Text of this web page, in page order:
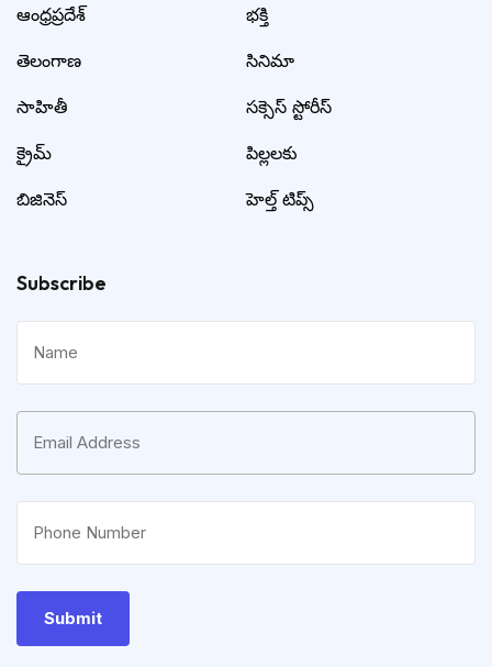
ఆంధ్రప్రదేశ్
తెలంగాణ
సాహితీ
క్రైమ్
బిజినెస్
భక్తి
సినిమా
సక్సెస్ స్టోరీస్
పిల్లలకు
హెల్త్ టిప్స్
Subscribe